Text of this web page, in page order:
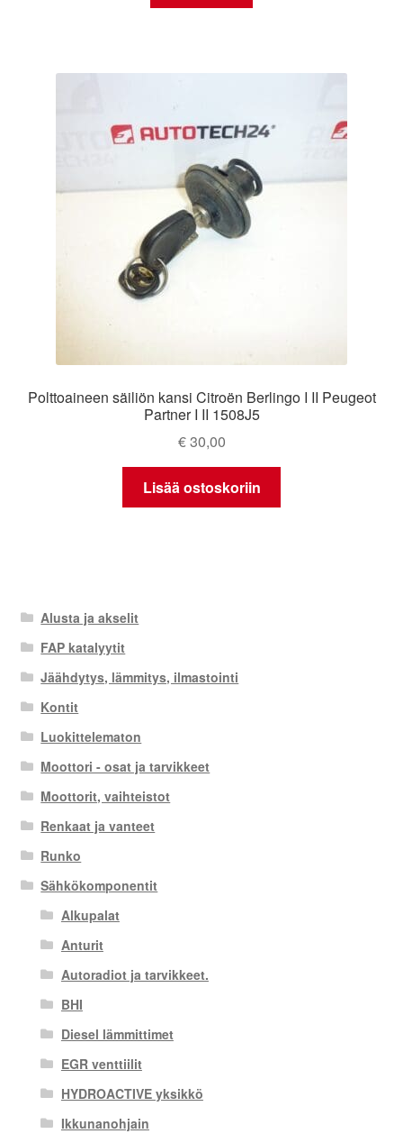
Polttoaineen säiliön kansi Citroën Berlingo I II Peugeot
Partner I II 1508J5
€30,00
Lisää ostoskoriin
Alusta ja akselit
FAP katalyytit
Jäähdytys, lämmitys, ilmastointi
Kontit
Luokittelematon
Moottori - osat ja tarvikkeet
Moottorit, vaihteistot
Renkaat ja vanteet
Runko
Sähkökomponentit
Alkupalat
Anturit
Autoradiot ja tarvikkeet.
BHI
Diesel lämmittimet
EGR venttiilit
HYDROACTIVE yksikkö
Ikkunanohjain